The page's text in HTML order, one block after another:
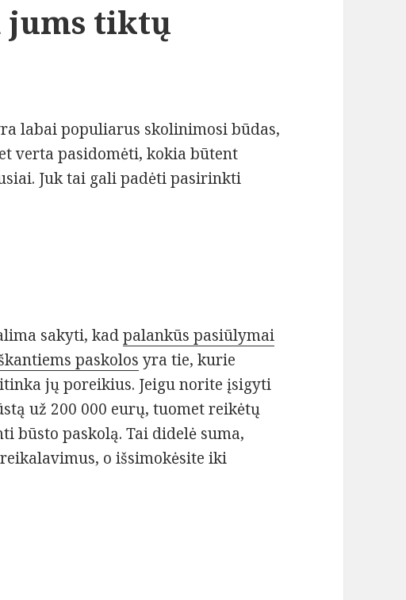
jums tiktų
labai populiarus skolinimosi būdas,
verta pasidomėti, kokia būtent
Juk tai gali padėti pasirinkti
sakyti, kadpalankūs pasiūlymai
paskolos yra tie, kurie
jų poreikius. Jeigu norite įsigyti
už 200 000 eurų, tuomet reikėtų
būsto paskolą. Tai didelė suma,
o išsimokėsite iki